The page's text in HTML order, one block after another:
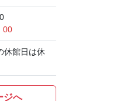
00
休館日は休
ジへ